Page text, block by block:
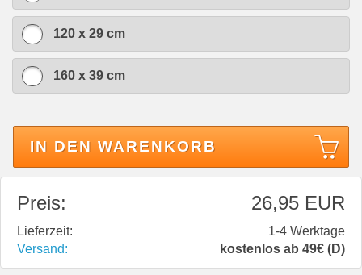
120 x 29 cm
160 x 39 cm
IN DEN WARENKORB
Preis: 26,95 EUR
Lieferzeit:
1-4 Werktage
Versand:
kostenlos ab 49€ (D)